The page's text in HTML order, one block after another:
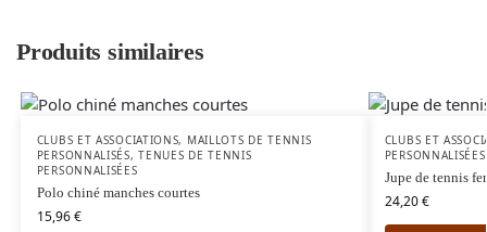
Produits similaires
CLUBS ET ASSOCIATIONS, MAILLOTS DE TENNIS
PERSONNALISÉS,TENUES DE TENNIS
PERSONNALISÉES
Polo chiné manches courtes
15,96€
CLUBS ET
PERSONNALISÉES
Jupe de tennis
24,20€